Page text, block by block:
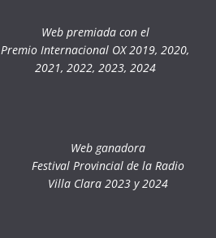
Web premiada con el
Premio Internacional OX 2019, 2020,
2021, 2022, 2023, 2024
Web ganadora
Festival Provincial de la Radio
Villa Clara 2023 y 2024